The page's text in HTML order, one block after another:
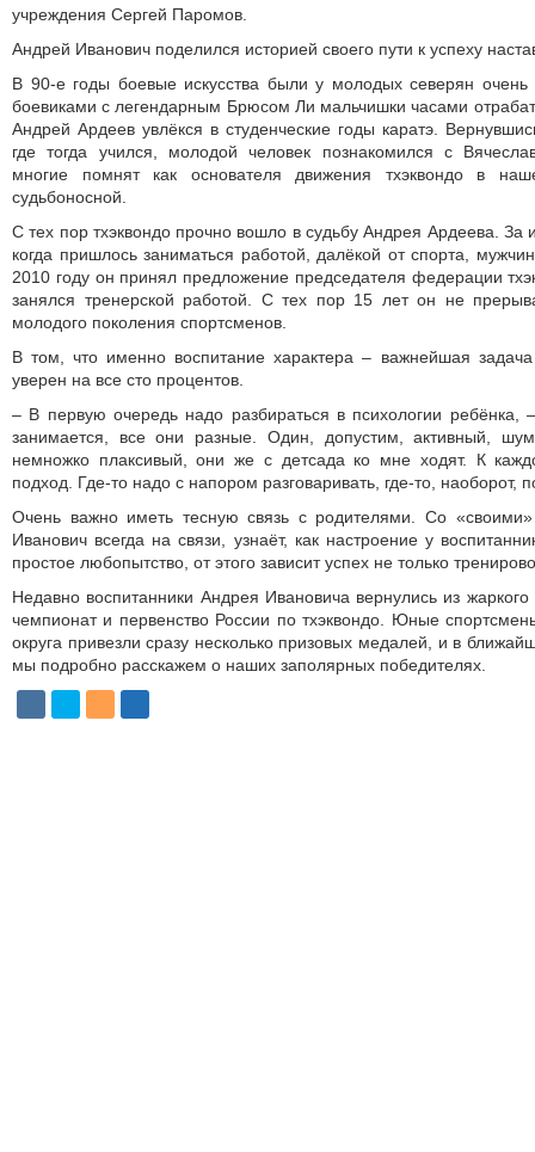
учреждения Сергей Паромов.
Андрей Иванович поделился историей своего пути к успеху
В 90-е годы боевые искусства были у молодых северян
бое­виками с легендарным Брюсом Ли мальчишки часами
Андрей Ардеев увлёкся в студенческие годы каратэ.
где тогда учился, молодой человек познакомился с
многие помнят как основателя движения тхэквондо в
судьбоносной.
С тех пор тхэквондо прочно вошло в судьбу Андрея Ардеева. За
когда пришлось заниматься работой, далёкой от спорта,
2010 году он принял предложение председателя федерации
занялся тренерской работой. С тех пор 15 лет он не
молодого поколения спортсменов.
В том, что именно воспитание характера – важнейшая
уверен на все сто процентов.
– В первую очередь надо разбираться в психологии ребёнка,
занимается, все они разные. Один, допустим, активный,
немножко плаксивый, они же с детсада ко мне ходят. К
подход. Где-то надо с напором разговаривать, где-то, наоборот,
Очень важно иметь тесную связь с родителями. Со
Иванович всегда на связи, узнаёт, как настроение у
простое любопытство, от этого зависит успех не только
Недавно воспитанники Андрея Ивановича вернулись из
чемпионат и первенство России по тхэквондо. Юные
округа привезли сразу несколько призовых медалей, и в
мы подробно расскажем о наших заполярных победителях.